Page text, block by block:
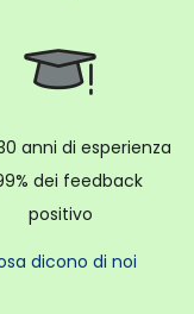
anni di esperienza
dei feedback
positivo
dicono di noi